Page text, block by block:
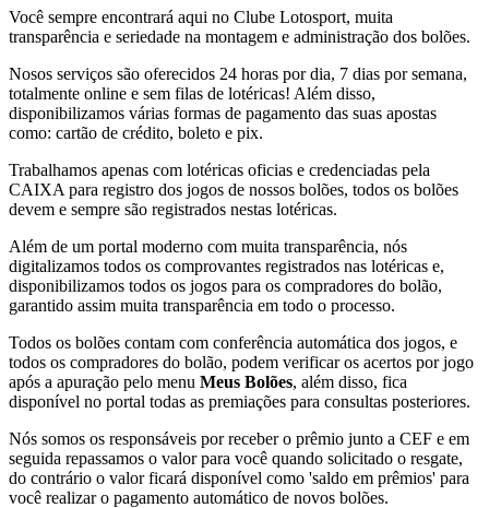
Você sempre encontrará aqui no Clube Lotosport, muita
transparência e seriedade na montagem e administração dos bolões.
Nosos serviços são oferecidos 24 horas por dia, 7 dias por semana,
totalmente online e sem filas de lotéricas! Além disso,
disponibilizamos várias formas de pagamento das suas apostas
como: cartão de crédito, boleto e pix.
Trabalhamos apenas com lotéricas oficias e credenciadas pela
CAIXA para registro dos jogos de nossos bolões, todos os bolões
devem e sempre são registrados nestas lotéricas.
Além de um portal moderno com muita transparência, nós
digitalizamos todos os comprovantes registrados nas lotéricas e,
disponibilizamos todos os jogos para os compradores do bolão,
garantido assim muita transparência em todo o processo.
Todos os bolões contam com conferência automática dos jogos, e
todos os compradores do bolão, podem verificar os acertos por jogo
após a apuração pelo menu Meus Bolões, além disso, fica
disponível no portal todas as premiações para consultas posteriores.
Nós somos os responsáveis por receber o prêmio junto a CEF e em
seguida repassamos o valor para você quando solicitado o resgate,
do contrário o valor ficará disponível como 'saldo em prêmios' para
você realizar o pagamento automático de novos bolões.